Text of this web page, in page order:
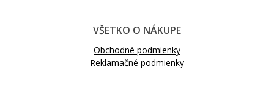
VŠETKO O NÁKUPE
Obchodné podmienky
Reklamačné podmienky